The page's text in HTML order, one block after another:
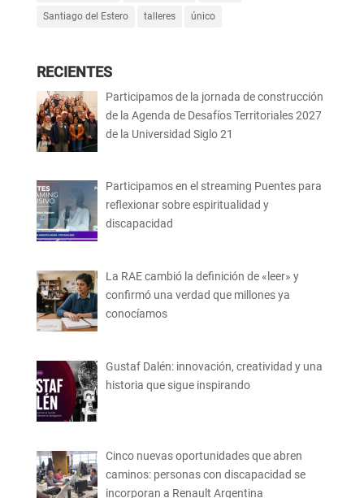
Santiago del Estero talleres único
RECIENTES
Participamos de la jornada de construcción
de la Agenda de Desafíos Territoriales 2027
de la Universidad Siglo 21
Participamos en el streaming Puentes para
reflexionar sobre espiritualidad y
discapacidad
La RAE cambió la definición de «leer» y
confirmó una verdad que millones ya
conocíamos
Gustaf Dalén: innovación, creatividad y una
historia que sigue inspirando
Cinco nuevas oportunidades que abren
caminos: personas con discapacidad se
incorporan a Renault Argentina